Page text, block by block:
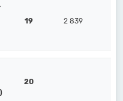
19 2 839
20